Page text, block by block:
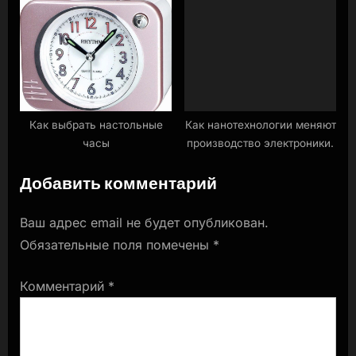
стратегии.
Как выбрать настольные
часы
Как нанотехнологии меняют
производство электроники.
Добавить комментарий
Ваш адрес email не будет опубликован.
Обязательные поля помечены *
Комментарий *